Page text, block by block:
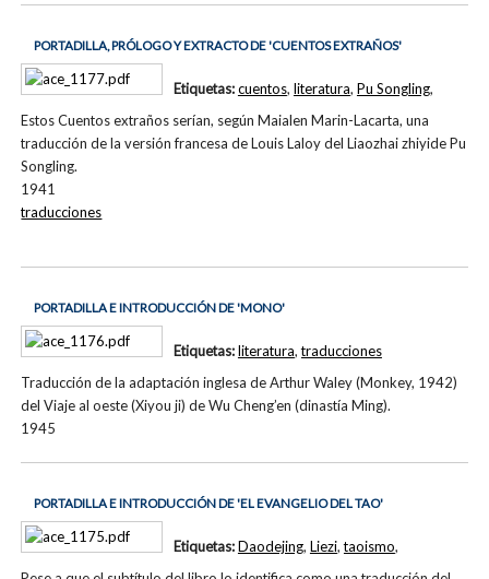
PORTADILLA, PRÓLOGO Y EXTRACTO DE 'CUENTOS EXTRAÑOS'
Estos Cuentos extraños serían, según Maialen Marin-Lacarta, una
traducción de la versión francesa de Louis Laloy del Liaozhai zhiyide Pu
Songling.
1941
Etiquetas:cuentos, literatura, Pu Songling,
traducciones
PORTADILLA E INTRODUCCIÓN DE 'MONO'
Traducción de la adaptación inglesa de Arthur Waley (Monkey, 1942)
del Viaje al oeste (Xiyou ji) de Wu Cheng’en (dinastía Ming).
1945
Etiquetas:literatura,traducciones
PORTADILLA E INTRODUCCIÓN DE 'EL EVANGELIO DEL TAO'
Etiquetas:Daodejing, Liezi,taoismo,